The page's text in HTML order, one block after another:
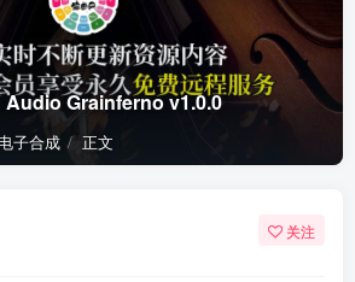
Audio Grainferno v1.0.0
电子合成 正文
关注